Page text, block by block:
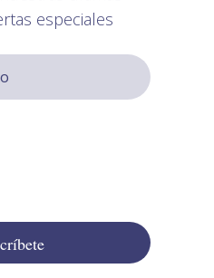
especiales